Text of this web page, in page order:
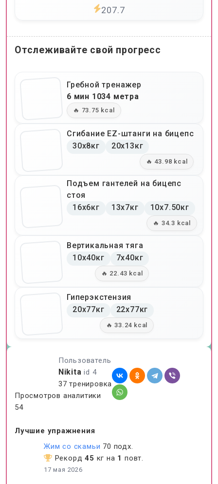
Пользователь
Nikita id 4
37 тренировка
Просмотров аналитики
54
Лучшие упражнения
Жим со скамьи 70 подх.
Рекорд45 кг на 1 повт.
17 мая 2026
207.7
Отслеживайте свой прогресс
Гребной тренажер
6 мин 1034 метра
🔥 73.75 kcal
Сгибание EZ-штанги на бицепс
30x8кг
20x13кг
🔥 43.98 kcal
Подъем гантелей на бицепс
стоя
16x6кг
13x7кг 10x7.50кг
🔥 34.3 kcal
Вертикальная тяга
10x40кг
7x40кг
🔥 22.43 kcal
Гиперэкстензия
20x77кг
22x77кг
🔥 33.24 kcal